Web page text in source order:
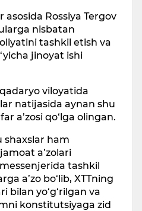
asosida Rossiya Tergov
nisbatan
tashkil etish va
jinoyat ishi
viloyatida
natijasida aynan shu
a’zosi qo‘lga olingan.
shaxslar ham
a’zolari
tashkil
a’zo bo‘lib, XTTning
bilan yo‘g‘rilgan va
konstitutsiyaga zid